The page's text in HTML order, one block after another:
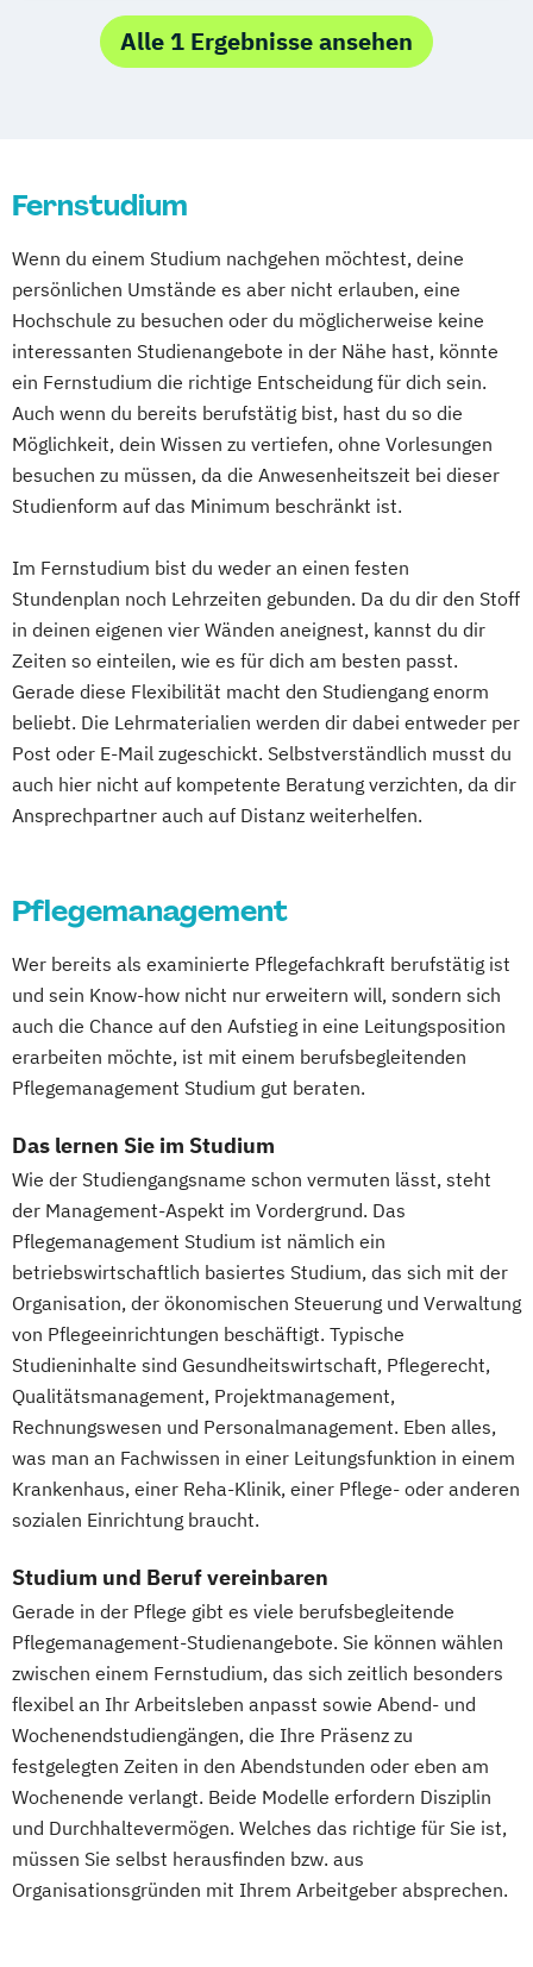
Klagenfurt Magdeburg Münster Trier
Würzburg Chemnitz Linz
Aviation Management (DE/EN)
Bank- und Kapitalmarktrecht
Betriebswirtschaftslehre und Customer
Betriebswirtschaftslehre und Führung
Betriebswirtschaftslehre – Office
Management
Business Administration (DE/EN)
Business Intelligence
Business Intelligence (DE/EN)
Cloud Computing
Coaching
Coaching und Supervision
Customer Centricity
Cyber Security (DE/EN)
Data Management (DE/EN)
DevOps und Cloud Computing (DE/EN)
Digital Business (DE/EN)
Digital Business Management
Digital Entrepreneurship Digital Health
Digital Innovation and Intrapreneurship
(DE/EN)
Digital Transformation Management -
Gesundheitswesen
Digitale Betriebswirtschaftslehre
Digitale Transformation Diätetik
E-Beratung in der Pädagogik
E-Commerce Elektrotechnik
Engineering (DE/EN)
Engineering Management (DE/EN)
Ernährungswissenschaften
Eventmanagement
Facility Management
Finance
Accounting und Taxation (DE/EN)
Finanzmanagement
Finanzmanagement für Bankkaufleute
Fintech Fitnessökonomie Game Design
Gartenbau General Management
Gerontologie
Gesundheits- und Pflegepädagogik
Gesundheitsmanagement
Gesundheitspsychologie
Gesundheitspädagogik
Gesundheitsökonomie
Growth Hacking
Growth Hacking (DE/EN)
Growth Hacking for Entrepreneurs (DE/EN)
Heilpädagogik
Heilpädagogik und Inklusion
Heilpädagogik/Inklusionspädagogik
Hotelmanagement (DE/EN)
IT-Management Immobilienmanagement
Immobilienmanagement für
Alle 1 Ergebnisse ansehen
Fernstudium
Wenn du einem Studium nachgehen möchtest, deine
persönlichen Umstände es aber nicht erlauben, eine
Hochschule zu besuchen oder du möglicherweise keine
interessanten Studienangebote in der Nähe hast, könnte
ein Fernstudium die richtige Entscheidung für dich sein.
Auch wenn du bereits berufstätig bist, hast du so die
Möglichkeit, dein Wissen zu vertiefen, ohne Vorlesungen
besuchen zu müssen, da die Anwesenheitszeit bei dieser
Studienform auf das Minimum beschränkt ist.
Im Fernstudium bist du weder an einen festen
Stundenplan noch Lehrzeiten gebunden. Da du dir den Stoff
in deinen eigenen vier Wänden aneignest, kannst du dir
Zeiten so einteilen, wie es für dich am besten passt.
Gerade diese Flexibilität macht den Studiengang enorm
beliebt. Die Lehrmaterialien werden dir dabei entweder per
Post oder E-Mail zugeschickt. Selbstverständlich musst du
auch hier nicht auf kompetente Beratung verzichten, da dir
Ansprechpartner auch auf Distanz weiterhelfen.
Pflegemanagement
Wer bereits als examinierte Pflegefachkraft berufstätig ist
und sein Know-how nicht nur erweitern will, sondern sich
auch die Chance auf den Aufstieg in eine Leitungsposition
erarbeiten möchte, ist mit einem berufsbegleitenden
Pflegemanagement Studium gut beraten.
Das lernen Sie im Studium
Wie der Studiengangsname schon vermuten lässt, steht
der Management-Aspekt im Vordergrund. Das
Pflegemanagement Studium ist nämlich ein
betriebswirtschaftlich basiertes Studium, das sich mit der
Organisation, der ökonomischen Steuerung und Verwaltung
von Pflegeeinrichtungen beschäftigt. Typische
Studieninhalte sind Gesundheitswirtschaft, Pflegerecht,
Qualitätsmanagement, Projektmanagement,
Rechnungswesen und Personalmanagement. Eben alles,
was man an Fachwissen in einer Leitungsfunktion in einem
Krankenhaus, einer Reha-Klinik, einer Pflege- oder anderen
sozialen Einrichtung braucht.
Studium und Beruf vereinbaren
Gerade in der Pflege gibt es viele berufsbegleitende
Pflegemanagement-Studienangebote. Sie können wählen
zwischen einem Fernstudium, das sich zeitlich besonders
flexibel an Ihr Arbeitsleben anpasst sowie Abend- und
Wochenendstudiengängen, die Ihre Präsenz zu
festgelegten Zeiten in den Abendstunden oder eben am
Wochenende verlangt. Beide Modelle erfordern Disziplin
und Durchhaltevermögen. Welches das richtige für Sie ist,
müssen Sie selbst herausfinden bzw. aus
Organisationsgründen mit Ihrem Arbeitgeber absprechen.